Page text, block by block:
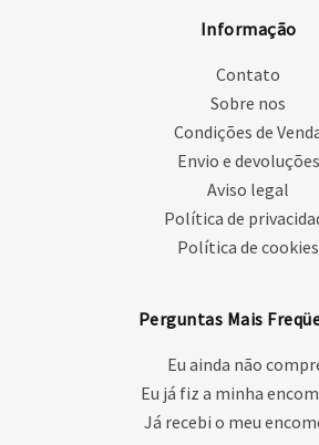
Informação
Contato
Sobre nos
Condições de
Envio e devoluções
Aviso legal
Política de
Política de cookies
Perguntas Mais
Eu ainda não
Eu já fiz a minha
Já recebi o meu